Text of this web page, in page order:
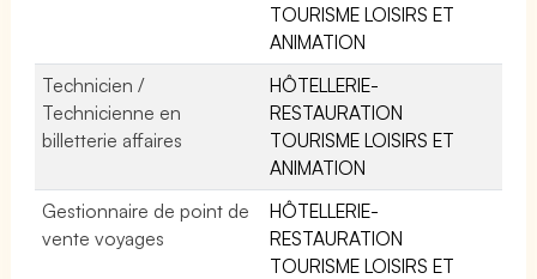
TOURISME LOISIRS ET
ANIMATION
Technicien /
Technicienne en
billetterie affaires
HÔTELLERIE-
RESTAURATION
TOURISME LOISIRS ET
ANIMATION
Gestionnaire de point de
vente voyages
HÔTELLERIE-
RESTAURATION
TOURISME LOISIRS ET